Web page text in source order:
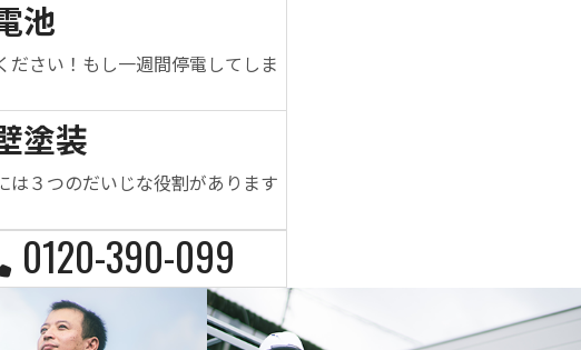
池
ださい！もし一週間停電してしま
塗装
は３つのだいじな役割があります
0120-390-099